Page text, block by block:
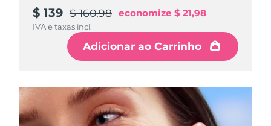
$ 139 $ 160,98 economize $ 21,98
IVA e taxas incl.
Adicionar ao Carrinho
$ 139 $ 160,98 economize $ 21,98
IVA e taxas incl.
Adicionar ao Carrinho
$ 139 $ 160,98 economize $ 21,98
IVA e taxas incl.
Adicionar ao Carrinho